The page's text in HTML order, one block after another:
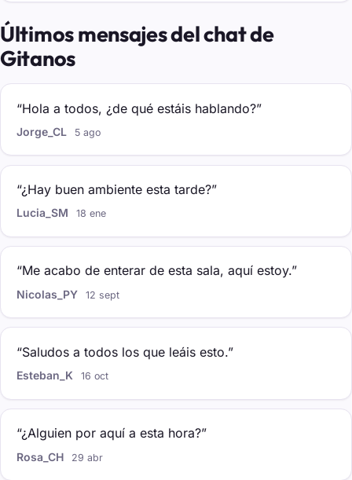
Últimos mensajes del chat de
Gitanos
“Hola a todos, ¿de qué estáis hablando?”
Jorge_CL 5 ago
“¿Hay buen ambiente esta tarde?”
Lucia_SM 18 ene
“Me acabo de enterar de esta sala, aquí estoy.”
Nicolas_PY 12 sept
“Saludos a todos los que leáis esto.”
Esteban_K 16 oct
“¿Alguien por aquí a esta hora?”
Rosa_CH 29 abr